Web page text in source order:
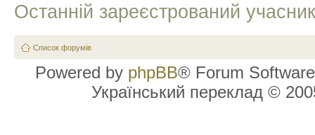
Останній зареєстрований
Список форумів
Powered by phpBB® Forum
Український переклад ©